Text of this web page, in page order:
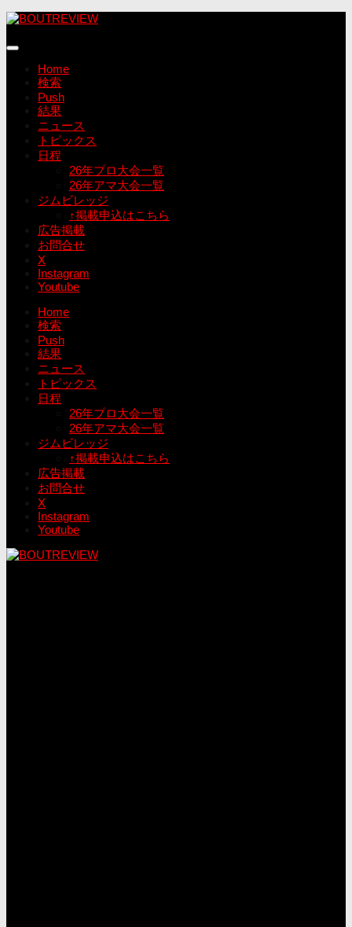
コ
テ
Home
検索
Push
結果
ニュース
トピックス
日程
26年プロ大会一覧
26年アマ大会一覧
ジムビレッジ
↑掲載申込はこちら
広告掲載
お問合せ
X
Instagram
Youtube
Home
検索
Push
結果
ニュース
トピックス
日程
26年プロ大会一覧
26年アマ大会一覧
ジムビレッジ
↑掲載申込はこちら
広告掲載
お問合せ
X
Instagram
Youtube